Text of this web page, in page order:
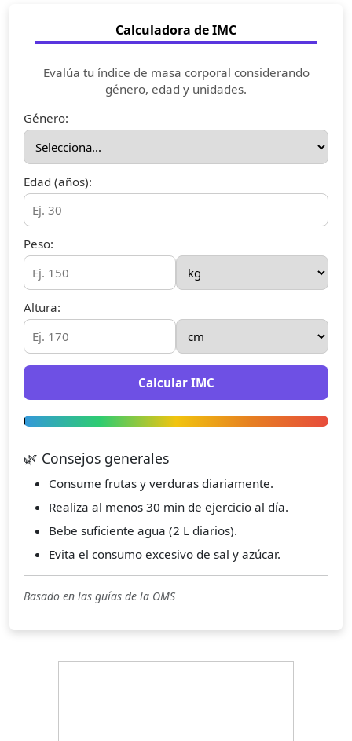
Calculadora de IMC
Evalúa tu índice de masa corporal considerando
género, edad y unidades.
Género:
Edad (años):
Peso:
Altura:
Calcular IMC
🌿 Consejos generales
Consume frutas y verduras diariamente.
Realiza al menos 30 min de ejercicio al día.
Bebe suficiente agua (2 L diarios).
Evita el consumo excesivo de sal y azúcar.
Basado en las guías de la OMS